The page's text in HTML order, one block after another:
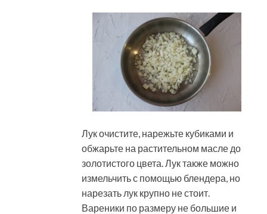
Лук очистите, нарежьте кубиками и
обжарьте на растительном масле до
золотистого цвета. Лук также можно
измельчить с помощью блендера, но
нарезать лук крупно не стоит.
Вареники по размеру не большие и